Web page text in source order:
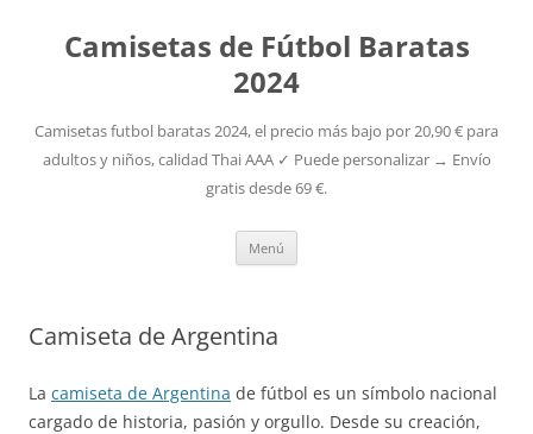
Camisetas de Fútbol Baratas
2024
Camisetas futbol baratas 2024, el precio más bajo por 20,90 € para
adultos y niños, calidad Thai AAA ✓ Puede personalizar → Envío
gratis desde 69 €.
Menú
Camiseta de Argentina
La camiseta de Argentina de fútbol es un símbolo nacional
cargado de historia, pasión y orgullo. Desde su creación,